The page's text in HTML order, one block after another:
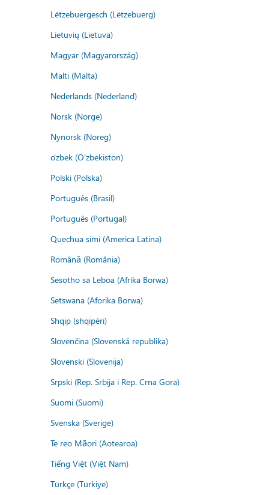
Lëtzebuergesch (Lëtzebuerg)
Lietuvių (Lietuva)
Magyar (Magyarország)
Malti (Malta)
Nederlands (Nederland)
Norsk (Norge)
Nynorsk (Noreg)
o'zbek (O'zbekiston)
Polski (Polska)
Português (Brasil)
Português (Portugal)
Quechua simi (America Latina)
Română (România)
Sesotho sa Leboa (Afrika Borwa)
Setswana (Aforika Borwa)
Shqip (shqipëri)
Slovenčina (Slovenská republika)
Slovenski (Slovenija)
Srpski (Rep. Srbija i Rep. Crna Gora)
Suomi (Suomi)
Svenska (Sverige)
Te reo Māori (Aotearoa)
Tiếng Việt (Việt Nam)
Türkçe (Türkiye)